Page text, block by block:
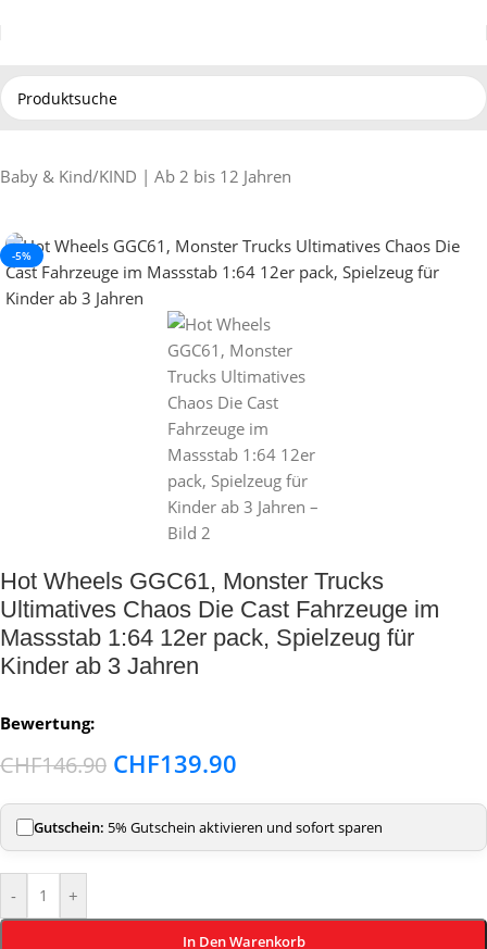
Baby & Kind/KIND | Ab 2 bis 12 Jahren
-5%
Hot Wheels GGC61, Monster Trucks
Ultimatives Chaos Die Cast Fahrzeuge im
Massstab 1:64 12er pack, Spielzeug für
Kinder ab 3 Jahren
Bewertung:
CHF146.90 CHF139.90
Gutschein: 5% Gutschein aktivieren und sofort sparen
- +
In Den Warenkorb